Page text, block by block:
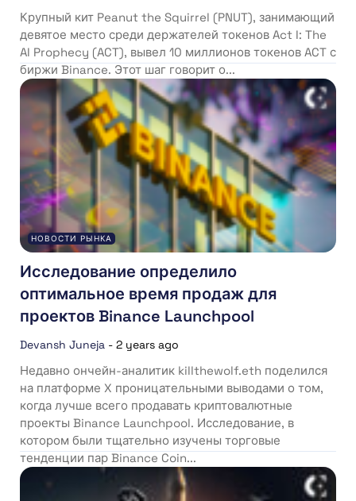
Крупный кит Peanut the Squirrel (PNUT), занимающий
девятое место среди держателей токенов Act I: The
AI Prophecy (ACT), вывел 10 миллионов токенов ACT с
биржи Binance. Этот шаг говорит о...
НОВОСТИ РЫНКА
Исследование определило
оптимальное время продаж для
проектов Binance Launchpool
Devansh Juneja - 2 years ago
Недавно ончейн-аналитик killthewolf.eth поделился
на платформе X проницательными выводами о том,
когда лучше всего продавать криптовалютные
проекты Binance Launchpool. Исследование, в
котором были тщательно изучены торговые
тенденции пар Binance Coin...